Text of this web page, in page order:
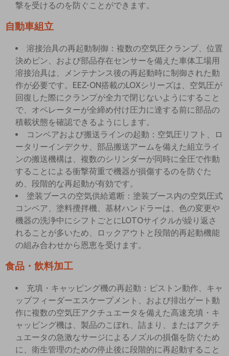
撃を受けるのを防ぐことができます。
自動車組立
溶接治具の再起動制御：複数の空気圧クランプ、位置
決めピン、および部品存在センサーを備えた車体工場用
溶接治具は、メンテナンス後の再起動時に制御された動
作が必要です。EEZ-ON搭載のLOXシリーズは、空気圧が
回復した際にクランプが全力で閉じないようにすること
で、オペレーターが全締め付け圧力に達する前に部品の
積載状態を確認できるようにします。
コンベアおよび搬送ラインの起動：空気圧リフト、ロ
ータリーインデクサ、部品搬送アームを備えた組立ライ
ンの搬送機構は、複数のシリンダーが同時に全圧で作動
することによる衝撃荷重で機器が損傷するのを防ぐた
め、段階的な再起動が有効です。
塗装ブースの空気供給遮断：塗装ブース内の空気圧式
コンベア、塗料攪拌機、基材ハンドラーは、色の変更や
機器の洗浄中にシフトごとにLOTOサイクルが繰り返さ
れることが多いため、ロックアウトと段階的再起動機能
の組み合わせから恩恵を受けます。
食品・飲料加工
充填・キャッピング機の再起動：ピストン動作、キャ
ップフィーダーエスケープメント、および排出ゲート動
作に複数の空気圧アクチュエータを備えた高速充填・キ
ャッピング機は、製品のこぼれ、詰まり、またはアクチ
ュエータの急激なサージによるノズルの損傷を防ぐため
に、衛生管理のための停止後に段階的に再起動すること